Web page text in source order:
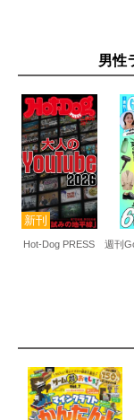
男性
Hot-Dog PRESS